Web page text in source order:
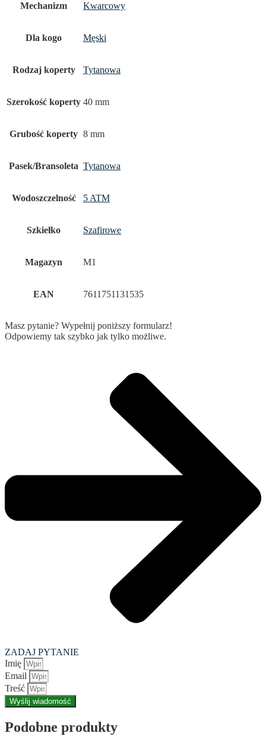
Mechanizm Kwarcowy
Dla kogo Męski
Rodzaj koperty Tytanowa
Szerokość koperty 40 mm
Grubość koperty 8 mm
Pasek/Bransoleta Tytanowa
Wodoszczelność 5 ATM
Szkiełko Szafirowe
Magazyn M1
EAN 7611751131535
Masz pytanie? Wypełnij poniższy formularz!
Odpowiemy tak szybko jak tylko możliwe.
ZADAJ PYTANIE
Imię
Email
Treść
Wyślij wiadomość
Podobne produkty